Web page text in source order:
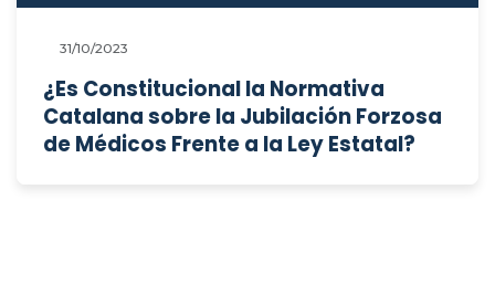
31/10/2023
¿Es Constitucional la Normativa
Catalana sobre la Jubilación Forzosa
de Médicos Frente a la Ley Estatal?